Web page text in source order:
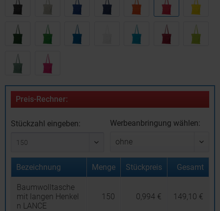
Preis-Rechner:
Stückzahl eingeben: Werbeanbringung wählen:
Bezeichnung Menge Stückpreis Gesamt
Baumwolltasche
mit langen Henkel
n LANCE
150 0,994 € 149,10 €